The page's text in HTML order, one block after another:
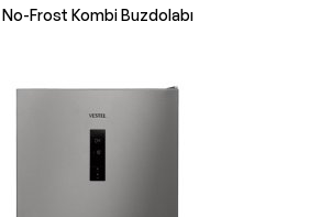
Frost Kombi Buzdolabı